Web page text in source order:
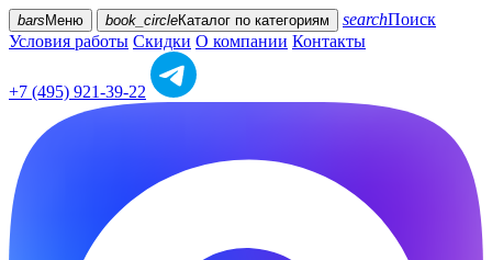
bars Меню book_circleКаталог по категориям searchПоиск
Условия работы Скидки О компании Контакты
+7 (495) 921-39-22